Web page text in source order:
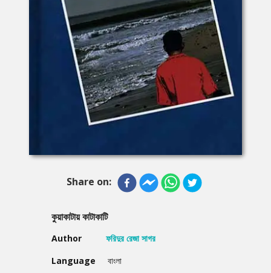
Share on:
কুয়াকাটায় কাটাকাটি
Author
ফরিদুর রেজা সাগর
Language
বাংলা